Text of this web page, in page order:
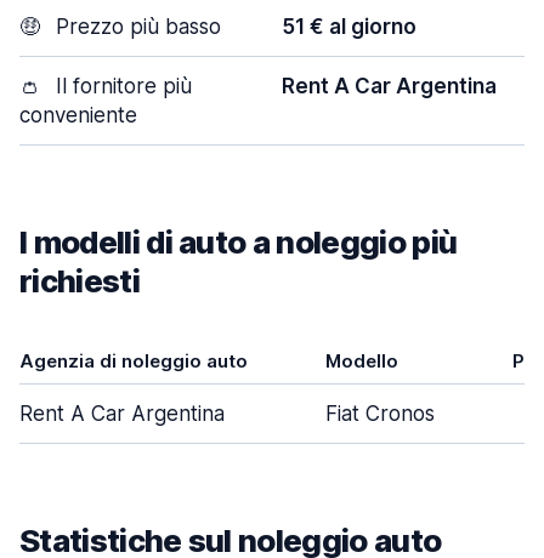
🤑 Prezzo più basso 51 € al giorno
👛
Il fornitore più
conveniente
Rent A Car Argentina
I modelli di auto a noleggio più
richiesti
Agenzia di noleggio auto Modello
Rent A Car Argentina Fiat Cronos
Statistiche sul noleggio auto